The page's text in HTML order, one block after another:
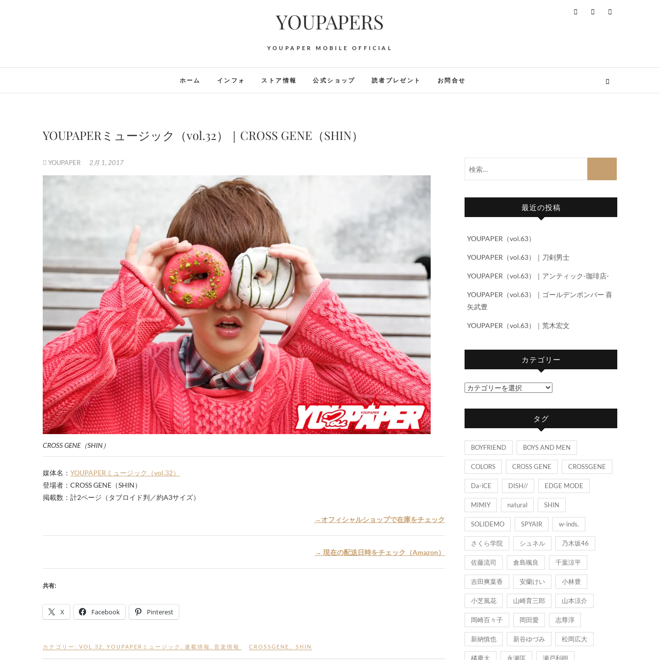
YOUPAPERS
YOUPAPER MOBILE OFFICIAL
ホーム インフォ ストア情報 公式ショップ 読者プレゼント お問合せ
YOUPAPERミュージック（vol.32）｜CROSS GENE（SHIN）
YOUPAPER 2月 1, 2017
CROSS GENE（SHIN）
媒体名： YOUPAPERミュージック（vol.32）
登場者：CROSS GENE（SHIN）
掲載数：計2ページ（タブロイド判／約A3サイズ）
→オフィシャルショップで在庫をチェック
→ 現在の配送日時をチェック（Amazon）
共有:
X Facebook Pinterest
カテゴリー: VOL.32 YOUPAPERミュージック 連載情報 音楽情報 CROSSGENE SHIN
最近の投稿
YOUPAPER（vol.63）
YOUPAPER（vol.63）｜刀剣男士
YOUPAPER（vol.63）｜アンティック-珈琲店-
YOUPAPER（vol.63）｜ゴールデンボンバー 喜
矢武豊
YOUPAPER（vol.63）｜荒木宏文
カテゴリー
カ
タグ
BOYFRIEND BOYS AND MEN
COLORS CROSS GENE CROSSGENE
Da-iCE DISH// EDGE MODE
MIMIY natural SHIN
SOLIDEMO SPYAIR w-inds.
さくら学院 シュネル 乃木坂46
佐藤流司 倉島颯良 千葉涼平
吉田爽葉香 安蘭けい 小林豊
小芝風花 山崎育三郎 山本涼介
岡崎百々子 岡田愛 志尊淳
新納慎也 新谷ゆづみ 松岡広大
橘慶太 永瀬匡 瀬戸利樹